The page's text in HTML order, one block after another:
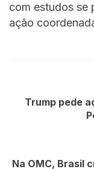
com estudos se
ação
Trump pede
Na OMC, Brasil